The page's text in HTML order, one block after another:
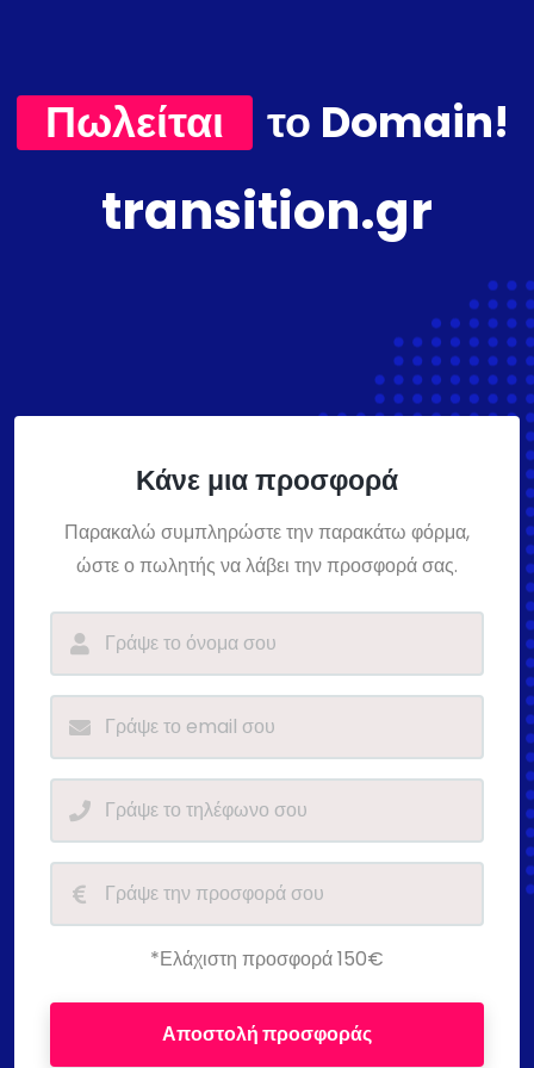
Πωλείται το Domain!
transition.gr
Κάνε μια προσφορά
Παρακαλώ συμπληρώστε την παρακάτω φόρμα,
ώστε ο πωλητής να λάβει την προσφορά σας.
*Ελάχιστη προσφορά 150€
Αποστολή προσφοράς